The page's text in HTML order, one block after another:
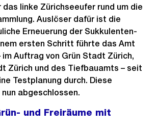
linke Zürichseeufer rund um die
Auslöser dafür ist die
Erneuerung der Sukkulenten-
ersten Schritt führte das Amt
Auftrag von Grün Stadt Zürich,
Zürich und des Tiefbauamts – seit
Testplanung durch. Diese
abgeschlossen.
und Freiräume mit